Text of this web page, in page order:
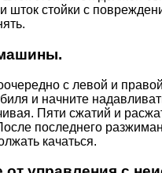
шток стойки с
с левой и
и начните
Пяти сжатий и
последнего
качаться.